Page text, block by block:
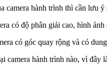
camera hành trình thì cần lưu ý
có độ phân giải cao, hình
có góc quay rộng và có
hành trình nào, vì